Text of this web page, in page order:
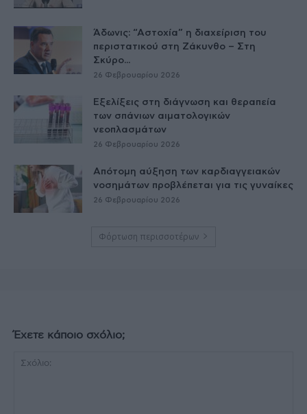
Άδωνις: “Αστοχία” η διαχείριση του
περιστατικού στη Ζάκυνθο – Στη
Σκύρο...
26 Φεβρουαρίου 2026
Εξελίξεις στη διάγνωση και θεραπεία
των σπάνιων αιματολογικών
νεοπλασμάτων
26 Φεβρουαρίου 2026
Απότομη αύξηση των καρδιαγγειακών
νοσημάτων προβλέπεται για τις γυναίκες
26 Φεβρουαρίου 2026
Φόρτωση περισσοτέρων
Έχετε κάποιο σχόλιο;